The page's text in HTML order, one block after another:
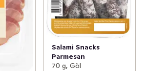
Salami Snacks
Parmesan
70 g, Göl